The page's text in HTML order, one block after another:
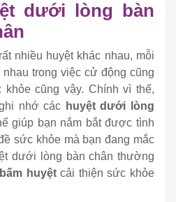
dưới lòng bàn
nhiều huyệt khác nhau, mỗi
trong việc cử động cũng
cũng vậy. Chính vì thế,
nhớ các huyệt dưới lòng
giúp bạn nắm bắt được tình
sức khỏe mà bạn đang mắc
dưới lòng bàn chân thường
huyệtcải thiện sức khỏe